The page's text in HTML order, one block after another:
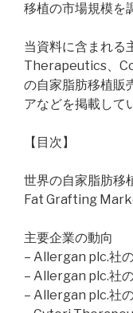
移植の市場規模を
当資料に含まれ
Therapeutics、
の自家脂肪移植販
アなどを掲載して
【目次】
世界の自家脂肪
Fat Grafting
主要企業の動向
– Allergan plc.社
– Allergan plc.社
– Allergan plc.社